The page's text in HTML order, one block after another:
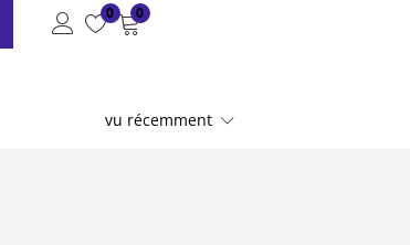
0 0
vu récemment